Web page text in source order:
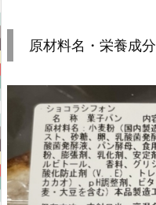
原材料名・栄養成分